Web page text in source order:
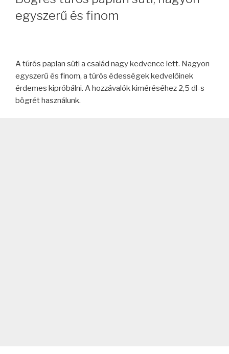
egyszerű és finom
A túrós paplan süti a család nagy kedvence lett. Nagyon
egyszerű és finom, a túrós édességek kedvelőinek
érdemes kipróbálni. A hozzávalók kiméréséhez 2,5 dl-s
bögrét használunk.